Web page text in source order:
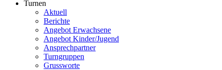
Turnen
Aktuell
Berichte
Angebot Erwachsene
Angebot Kinder/Jugend
Ansprechpartner
Turngruppen
Grussworte